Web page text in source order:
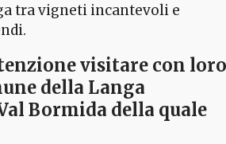
tra vigneti incantevoli e
visitare con loro
della Langa
Bormida della quale